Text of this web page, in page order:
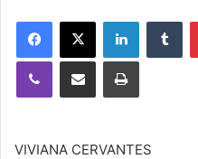
Facebook
X LinkedIn
Viber Compartir vía email Imprimir
VIVIANA CERVANTES